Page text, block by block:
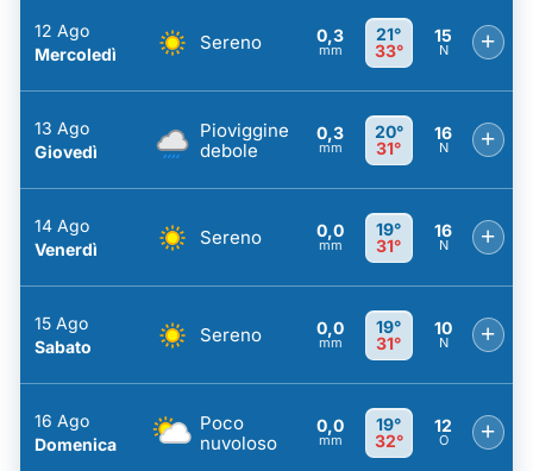
12 Ago
Mercoledì
Sereno 0,3
mm
21°
33°
15
N +
13 Ago
Giovedì
Pioviggine
debole
0,3
mm
20°
31°
16
N +
14 Ago
Venerdì
Sereno 0,0
mm
19°
31°
16
N +
15 Ago
Sabato
Sereno 0,0
mm
19°
31°
10
N +
16 Ago
Domenica
Poco
nuvoloso
0,0
mm
19°
32°
12
O +